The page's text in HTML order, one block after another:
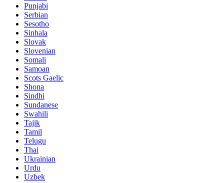
Punjabi
Serbian
Sesotho
Sinhala
Slovak
Slovenian
Somali
Samoan
Scots Gaelic
Shona
Sindhi
Sundanese
Swahili
Tajik
Tamil
Telugu
Thai
Ukrainian
Urdu
Uzbek